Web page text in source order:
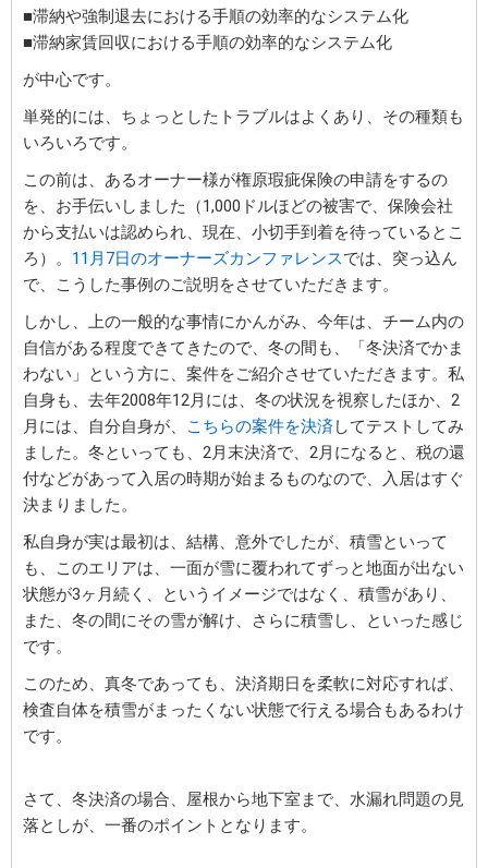
■滞納や強制退去における手順の効率的なシステム化
■滞納家賃回収における手順の効率的なシステム化
が中心です。
単発的には、ちょっとしたトラブルはよくあり、その種類も
いろいろです。
この前は、あるオーナー様が権原瑕疵保険の申請をするの
を、お手伝いしました（1,000ドルほどの被害で、保険会社
から支払いは認められ、現在、小切手到着を待っているとこ
ろ）。 11月7日のオーナーズカンファレンスでは、突っ込ん
で、こうした事例のご説明をさせていただきます。
しかし、上の一般的な事情にかんがみ、今年は、チーム内の
自信がある程度できてきたので、冬の間も、「冬決済でかま
わない」という方に、案件をご紹介させていただきます。私
自身も、去年2008年12月には、冬の状況を視察したほか、2
月には、自分自身が、
こちらの案件を決済してテストしてみ
ました。冬といっても、2月末決済で、2月になると、税の還
付などがあって入居の時期が始まるものなので、入居はすぐ
決まりました。
私自身が実は最初は、結構、意外でしたが、積雪といって
も、このエリアは、一面が雪に覆われてずっと地面が出ない
状態が3ヶ月続く、というイメージではなく、積雪があり、
また、冬の間にその雪が解け、さらに積雪し、といった感じ
です。
このため、真冬であっても、決済期日を柔軟に対応すれば、
検査自体を積雪がまったくない状態で行える場合もあるわけ
です。
さて、冬決済の場合、屋根から地下室まで、水漏れ問題の見
落としが、一番のポイントとなります。